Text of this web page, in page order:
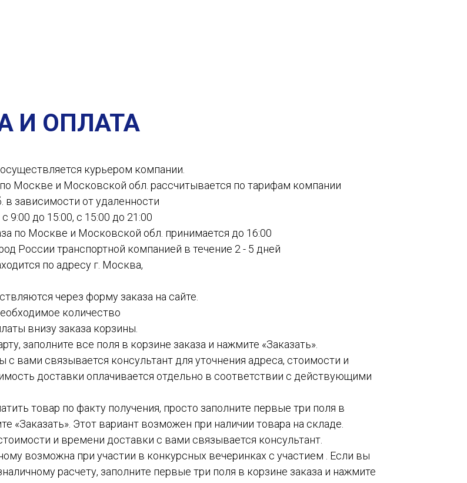
И ОПЛАТА
курьером компании.
Москве и Московской обл. рассчитывается по тарифам компании
в зависимости от удаленности
9:00 до 15:00, с 15:00 до 21:00
по Москве и Московской обл. принимается до 16:00
России транспортной компанией в течение 2 - 5 дней
по адресу г. Москва,
через форму заказа на сайте.
количество
внизу заказа корзины.
заполните все поля в корзине заказа и нажмите «Заказать».
с вами связывается консультант для уточнения адреса, стоимости и
доставки оплачивается отдельно в соответствии с действующими
товар по факту получения, просто заполните первые три поля в
«Заказать». Этот вариант возможен при наличии товара на складе.
и времени доставки с вами связывается консультант.
возможна при участии в конкурсных вечеринках с участием . Если вы
расчету, заполните первые три поля в корзине заказа и нажмите